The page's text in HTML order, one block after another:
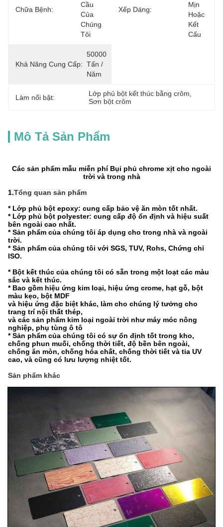
Chữa Bệnh:
Cầu
Của
Chúng
Tôi
Xếp Dáng:
Mịn
Hoặc
Kết
Cấu
Khả Năng Cung Cấp:
50000
Tấn /
Năm
Làm nổi bật: Lớp phủ bột kết thúc bằng crôm
Sơn bột crôm
Mô Tả Sản Phẩm
Các sản phẩm mẫu miễn phí Bụi phủ chrome xịt cho ngoài
trời và trong nhà
1.Tổng quan sản phẩm
* Lớp phủ bột epoxy: cung cấp bảo vệ ăn mòn tốt nhất.
* Lớp phủ bột polyester: cung cấp độ ổn định và hiệu suất
bên ngoài cao nhất.
* Sản phẩm của chúng tôi áp dụng cho trong nhà và ngoài
trời.
* Sản phẩm của chúng tôi với SGS, TUV, Rohs, Chứng chỉ
ISO.
* Bột kết thúc của chúng tôi có sẵn trong một loạt các màu
sắc và kết thúc.
* Bao gồm hiệu ứng kim loại, hiệu ứng crome, hạt gỗ, bột
màu kẹo, bột MDF
và hiệu ứng đặc biệt khác, làm cho chúng lý tưởng cho
trang trí nội thất thép,
và các sản phẩm kim loại ngoài trời như máy móc nông
nghiệp, phụ tùng ô tô
* Sản phẩm của chúng tôi có sự ổn định tốt trong kho,
chống phun muối, chống thời tiết, độ bền bên ngoài,
chống ăn mòn, chống hóa chất, chống thời tiết và tia UV
cao, và cũng có lưu lượng nhiệt tốt.
Sản phẩm khác